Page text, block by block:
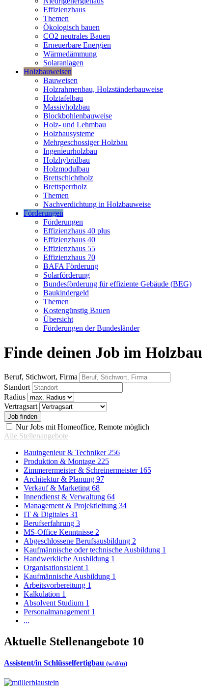
Effizienzhaus
Themen
Ökologisch bauen
CO2 neutrales Bauen
Erneuerbare Energien
Wärmedämmung
Solaranlagen
Holzbauweisen
Bauweisen
Holzrahmenbau, Holzständerbauweise
Holztafelbau
Massivholzbau
Blockbohlenbauweise
Holz- und Lehmbau
Holzbausysteme
Mehrgeschossiger Holzbau
Ingenieurholzbau
Holzhybridbau
Holzmodulbau
Brettschichtholz
Brettsperrholz
Themen
Nachverdichtung in Holzbauweise
Förderungen
Förderungen
Effizienzhaus 40 plus
Effizienzhaus 40
Effizienzhaus 55
Effizienzhaus 70
BAFA Förderung
Solarförderung
Bundesförderung für effiziente Gebäude (BEG)
Baukindergeld
Themen
Kostengünstig Bauen
Übersicht
Förderungen der Bundesländer
Finde deinen Job im Holzbau
Beruf, Stichwort, Firma
Standort
Radius
Vertragsart
Nur Jobs mit Homeoffice, Remote möglich
Alle Stellenangebote
Bauingenieur & Techniker 256
Produktion & Montage 225
Zimmerermeister & Schreinermeister 165
Architektur & Planung 97
Verkauf & Marketing 68
Innendienst & Verwaltung 64
Management & Projektleitung 34
IT & Digitales 31
Berufserfahrung 3
MS-Office Kenntnisse 2
Abgeschlossene Berufsausbildung 2
Kaufmännische oder technische Ausbildung 1
Handwerkliche Ausbildung 1
Organisationstalent 1
Kaufmännische Ausbildung 1
Arbeitsvorbereitung 1
Kalkulation 1
Absolvent Studium 1
Personalmanagement 1
...
Aktuelle Stellenangebote 10
Assistent/in Schlüsselfertigbau (w/d/m)